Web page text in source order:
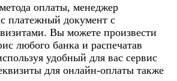
оплаты, менеджер
платежный документ с
Вы можете произвести
любого банка и распечатав
удобный для вас сервис
для онлайн-оплаты также